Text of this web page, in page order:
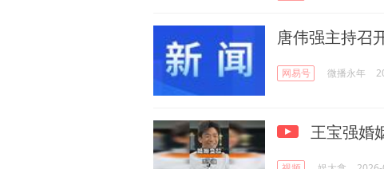
唐伟强主持召
网易号 微播永年
王宝强婚